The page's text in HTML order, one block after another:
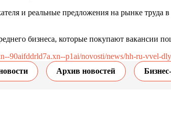
и реальные предложения на рынке труда
бизнеса, которые покупают вакансии
90aifddrld7a.xn--p1ai/novosti/news/hh-ru-vvel-
Архив новостей